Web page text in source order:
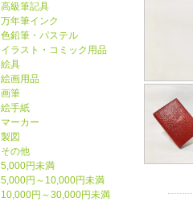
高級筆記具
万年筆インク
色鉛筆・パステル
イラスト・コミック用品
絵具
絵画用品
画筆
絵手紙
マーカー
製図
その他
5,000円未満
5,000円～10,000円未満
10,000円～30,000円未満